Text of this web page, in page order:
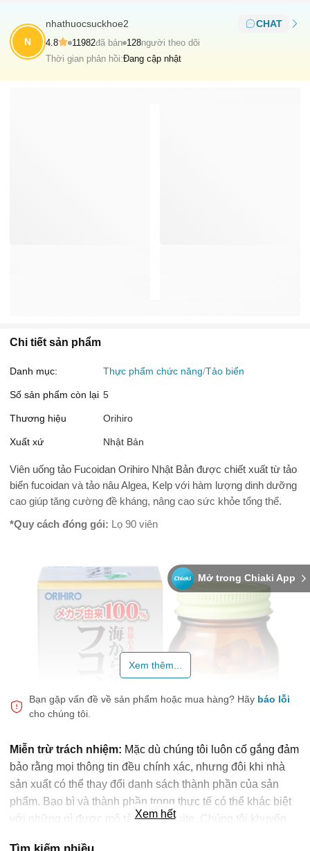
Mở trong Chiaki App
N
nhathuocsuckhoe2 CHAT
4.8 11982đã bán 128người theo dõi
Thời gian phản hồi:Đang cập nhật
Chi tiết sản phẩm
Danh mục: Thực phẩm chức năng Tảo biển
Số sản phẩm còn lại 5
Thương hiệu Orihiro
Xuất xứ Nhật Bản
Viên uống tảo Fucoidan Orihiro Nhật Bản được chiết xuất từ tảo
biển fucoidan và tảo nâu Algea, Kelp với hàm lượng dinh dưỡng
cao giúp tăng cường đề kháng, nâng cao sức khỏe tổng thể.
*Quy cách đóng gói: Lọ 90 viên
Viên uống tảo Fucoidan Orihiro Nhật Bản
Xem thêm...
Bạn gặp vấn đề về sản phẩm hoặc mua hàng? Hãy báo lỗi
cho chúng tôi.
Miễn trừ trách nhiệm: Mặc dù chúng tôi luôn cố gắng đảm
bảo rằng mọi thông tin đều chính xác, nhưng đôi khi nhà
sản xuất có thể thay đổi danh sách thành phần của sản
phẩm. Bao bì và thành phần trong thực tế có thể khác biệt
với những gì được mô tả trên website. Chúng tôi khuyến
Xem hết